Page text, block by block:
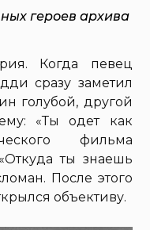
героев архива
Когда певец
сразу заметил
голубой, другой
«Ты одет как
фильма
ты знаешь
После этого
объективу.